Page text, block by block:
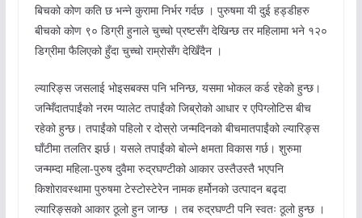
बिचको कोण कति छ भन्ने कुरामा निर्भर गर्दछ । पुरुषमा यी दुई हड्डीहरु
बीचको कोण ९० डिग्री हुनाले चुच्चो प्रष्टसँग देखिन्छ तर महिलामा भने १२०
डिग्रीमा फैलिएको हुँदा चुच्चो राम्रोसँग देखिँदैन ।
ल्यारिङ्स जसलाई भोइसबक्स पनि भनिन्छ, यसमा भोकल कर्ड रहेको हुन्छ।
जन्मिँदातपाईंको नरम प्यालेट तपाईंको जिब्रोको आधार र एपिग्लोटिस बीच
रहेको हुन्छ। तपाईंको पहिलो र दोस्रो जन्मदिनको बीचमातपाईंको ल्यारिङ्स
घाँटीमा तलतिर झर्छ। यसले तपाईंको बोल्ने क्षमता विकास गर्छ। शुरुमा
जन्मम्दा महिला-पुरुष दुवैमा रुद्रघण्टीको आकार उस्तैउस्तै भएपनि
किशोरावस्थामा पुरुषमा टेस्टोस्टेरेन नामक हर्मोनको उत्पादन बढ्दा
ल्यारिङ्सको आकार ठूलो हुन जान्छ । तब रुद्रघण्टी पनि स्वतः ठूलो हुन्छ ।